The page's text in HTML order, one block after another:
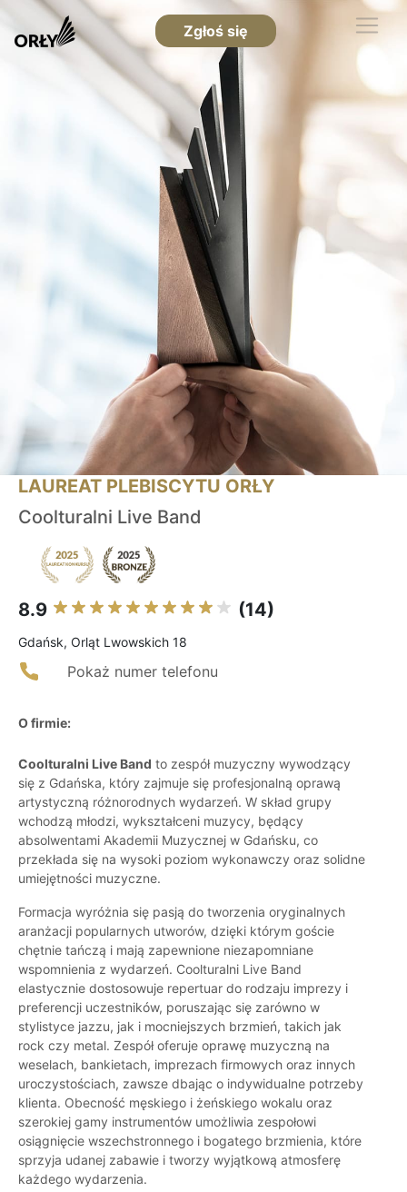
Zgłoś się
LAUREAT PLEBISCYTU ORŁY
Coolturalni Live Band
8.9 (14)
Gdańsk, Orląt Lwowskich 18
Pokaż numer telefonu
O firmie:
Coolturalni Live Band to zespół muzyczny wywodzący
się z Gdańska, który zajmuje się profesjonalną oprawą
artystyczną różnorodnych wydarzeń. W skład grupy
wchodzą młodzi, wykształceni muzycy, będący
absolwentami Akademii Muzycznej w Gdańsku, co
przekłada się na wysoki poziom wykonawczy oraz solidne
umiejętności muzyczne.
Formacja wyróżnia się pasją do tworzenia oryginalnych
aranżacji popularnych utworów, dzięki którym goście
chętnie tańczą i mają zapewnione niezapomniane
wspomnienia z wydarzeń. Coolturalni Live Band
elastycznie dostosowuje repertuar do rodzaju imprezy i
preferencji uczestników, poruszając się zarówno w
stylistyce jazzu, jak i mocniejszych brzmień, takich jak
rock czy metal. Zespół oferuje oprawę muzyczną na
weselach, bankietach, imprezach firmowych oraz innych
uroczystościach, zawsze dbając o indywidualne potrzeby
klienta. Obecność męskiego i żeńskiego wokalu oraz
szerokiej gamy instrumentów umożliwia zespołowi
osiągnięcie wszechstronnego i bogatego brzmienia, które
sprzyja udanej zabawie i tworzy wyjątkową atmosferę
każdego wydarzenia.